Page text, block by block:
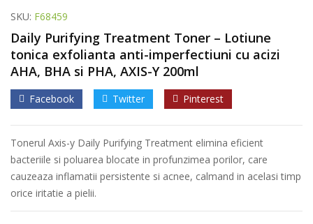
SKU: F68459
Daily Purifying Treatment Toner – Lotiune
tonica exfolianta anti-imperfectiuni cu acizi
AHA, BHA si PHA, AXIS-Y 200ml
Facebook Twitter Pinterest
Tonerul Axis-y Daily Purifying Treatment elimina eficient
bacteriile si poluarea blocate in profunzimea porilor, care
cauzeaza inflamatii persistente si acnee, calmand in acelasi timp
orice iritatie a pielii.